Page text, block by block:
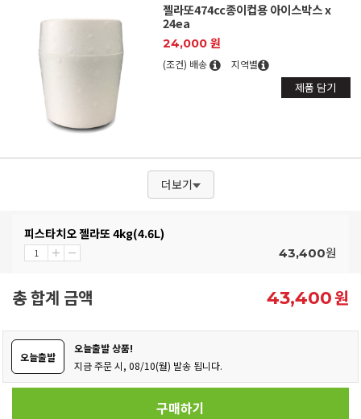
젤라또474cc종이컵용 아이스박스 x
24ea
24,000 원
(조건) 배송 지역별
제품 담기
더보기
피스타치오 젤라또 4kg(4.6L)
43,400원
총 합계 금액 43,400원
오늘출발
오늘출발 상품!
지금 주문 시, 08/10(월) 발송 됩니다.
구매하기